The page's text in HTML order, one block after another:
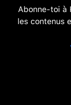
Abonne-toi à
les contenus